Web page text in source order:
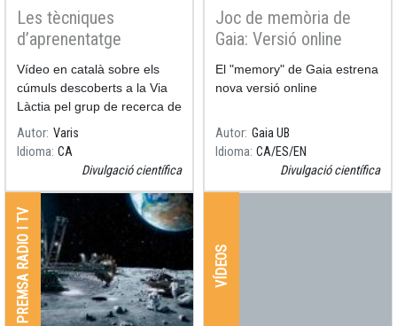
Les tècniques
d’aprenentatge
automàtic revelen
centenars de clústers
oberts en dades de
Gaia
Vídeo en català sobre els
cúmuls descoberts a la Via
Làctia pel grup de recerca de
l'ICCUB liderat pel nostre
astrònom Alfred Castro.
Autor Varis
Idioma CA
Divulgació científica
Joc de memòria de
Gaia: Versió online
El "memory" de Gaia estrena
nova versió online
Autor Gaia UB
Idioma CA ES EN
Divulgació científica
PREMSA RADIO I TV VÍDEOS